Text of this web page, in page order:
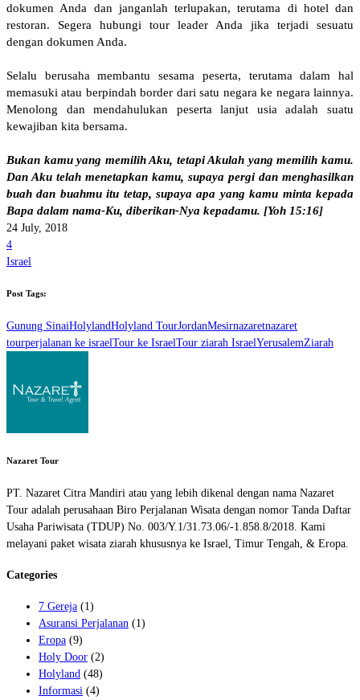
dokumen Anda dan janganlah terlupakan, terutama di hotel dan
restoran. Segera hubungi tour leader Anda jika terjadi sesuatu
dengan dokumen Anda.
Selalu berusaha membantu sesama peserta, terutama dalam hal
memasuki atau berpindah border dari satu negara ke negara lainnya.
Menolong dan mendahulukan peserta lanjut usia adalah suatu
kewajiban kita bersama.
Bukan kamu yang memilih Aku, tetapi Akulah yang memilih kamu.
Dan Aku telah menetapkan kamu, supaya pergi dan menghasilkan
buah dan buahmu itu tetap, supaya apa yang kamu minta kepada
Bapa dalam nama-Ku, diberikan-Nya kepadamu. [Yoh 15:16]
24 July, 2018
4
Israel
Post Tags:
Gunung SinaiHolylandHolyland TourJordanMesirnazaretnazaret
tourperjalanan ke israelTour ke IsraelTour ziarah IsraelYerusalemZiarah
Nazaret Tour
PT. Nazaret Citra Mandiri atau yang lebih dikenal dengan nama Nazaret
Tour adalah perusahaan Biro Perjalanan Wisata dengan nomor Tanda Daftar
Usaha Pariwisata (TDUP) No. 003/Y.1/31.73.06/-1.858.8/2018. Kami
melayani paket wisata ziarah khususnya ke Israel, Timur Tengah, & Eropa.
Categories
7 Gereja (1)
Asuransi Perjalanan (1)
Eropa (9)
Holy Door (2)
Holyland (48)
Informasi (4)